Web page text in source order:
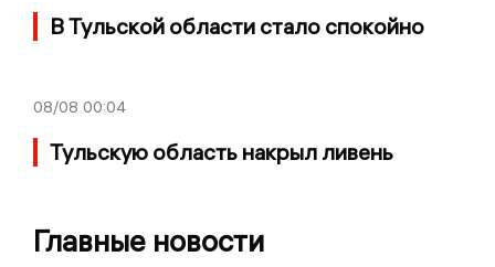
В Тульской области стало спокойно
08/08 00:04
Тульскую область накрыл ливень
Главные новости